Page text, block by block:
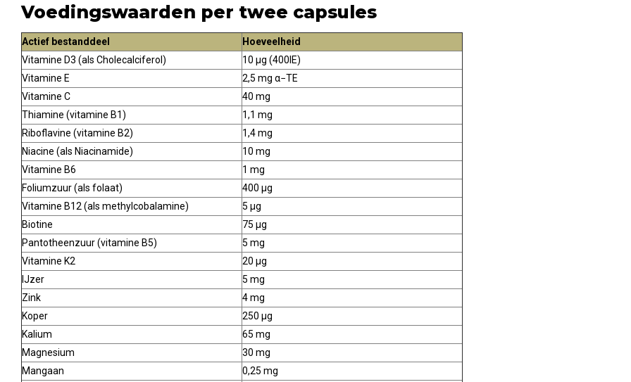
Voedingswaarden per twee capsules
Actief bestanddeel
Hoeveelheid
Vitamine D3 (als Cholecalciferol)
10 µg (400IE)
Vitamine E
2,5 mg α−TE
Vitamine C
40 mg
Thiamine (vitamine B1)
1,1 mg
Riboflavine (vitamine B2)
1,4 mg
Niacine (als Niacinamide)
10 mg
Vitamine B6
1 mg
Foliumzuur (als folaat)
400 µg
Vitamine B12 (als methylcobalamine)
5 µg
Biotine
75 µg
Pantotheenzuur (vitamine B5)
5 mg
Vitamine K2
20 µg
IJzer
5 mg
Zink
4 mg
Koper
250 µg
Kalium
65 mg
Magnesium
30 mg
Mangaan
0,25 mg